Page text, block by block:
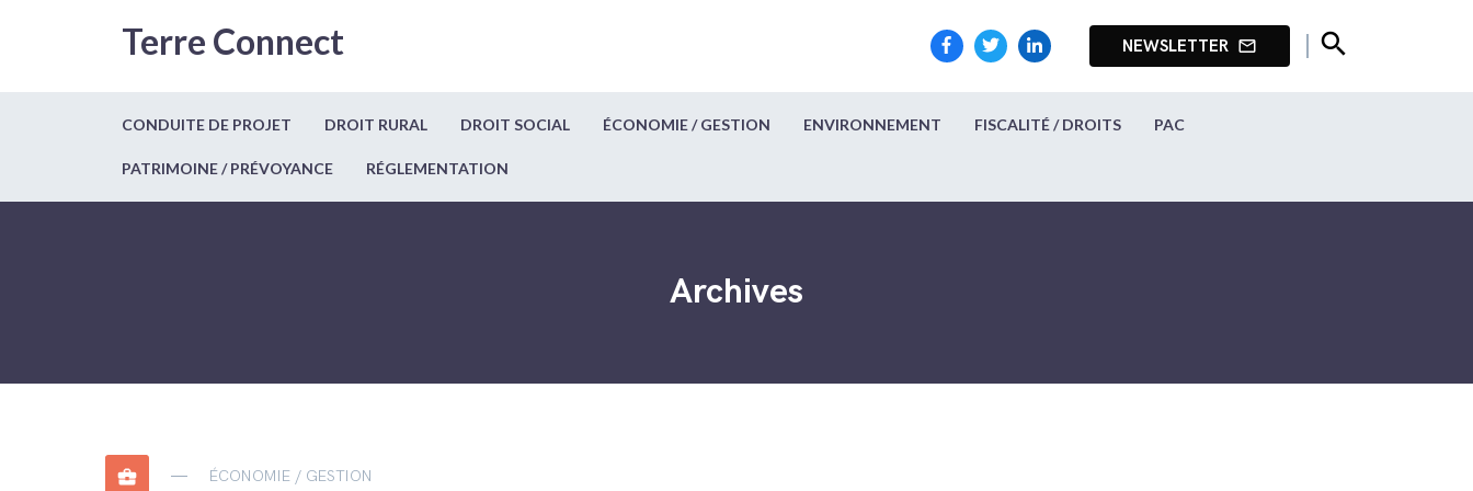
Terre Connect NEWSLETTER mail_outline search
CONDUITE DE PROJET DROIT RURAL DROIT SOCIAL ÉCONOMIE / GESTION ENVIRONNEMENT FISCALITÉ / DROITS PAC
PATRIMOINE / PRÉVOYANCE RÉGLEMENTATION
Archives
business_center ÉCONOMIE / GESTION